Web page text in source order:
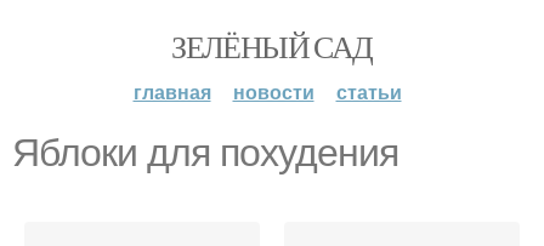
ЗЕЛЁНЫЙ САД
главная новости статьи
Яблоки для похудения